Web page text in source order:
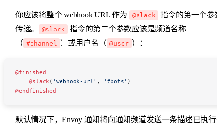
你应该将整个 webhook URL 作为 @slack
指令的第一个参
传递。
@slack
指令的第二个参数应该是频道名称
（ #channel ）或用户名（ @user ）：
@finished
    @slack
( 'webhook-url' , '#bots' )
@endfinished
默认情况下，Envoy 通知将向通知频道发送一条描述已执